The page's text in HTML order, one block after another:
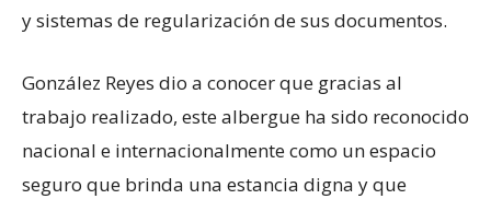
y sistemas de regularización de sus documentos.
González Reyes dio a conocer que gracias al
trabajo realizado, este albergue ha sido reconocido
nacional e internacionalmente como un espacio
seguro que brinda una estancia digna y que